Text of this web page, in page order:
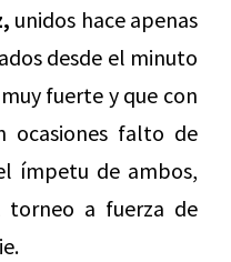
unidos hace apenas
desde el minuto
muy fuerte y que con
ocasiones falto de
ímpetu de ambos,
torneo a fuerza de